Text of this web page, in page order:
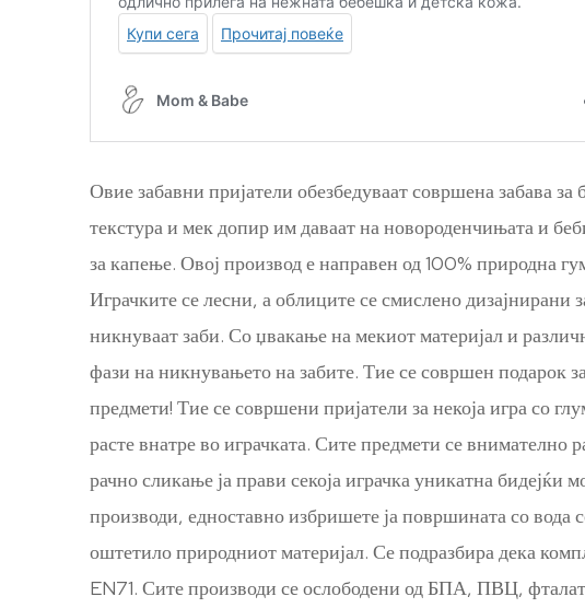
Овие забавни пријатели обезбедуваат совршена забава
текстура и мек допир им даваат на новороденчињата и
за капење. Овој производ е направен од 100% природна
Играчките се лесни, а облиците се смислено дизајнирани
никнуваат заби. Со џвакање на мекиот материјал и
фази на никнувањето на забите. Тие се совршен подарок
предмети! Тие се совршени пријатели за некоја игра со
расте внатре во играчката. Сите предмети се внимателно
рачно сликање ја прави секоја играчка уникатна
производи, едноставно избришете ја површината со вода
оштетило природниот материјал. Се подразбира дека
EN71. Сите производи се ослободени од БПА, ПВЦ,